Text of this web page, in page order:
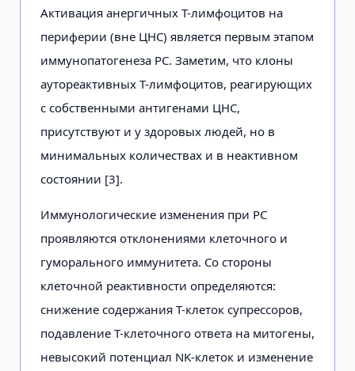
Активация анергичных Т-лимфоцитов на
периферии (вне ЦНС) является первым этапом
иммунопатогенеза РС. Заметим, что клоны
аутореактивных Т-лимфоцитов, реагирующих
с собственными антигенами ЦНС,
присутствуют и у здоровых людей, но в
минимальных количествах и в неактивном
состоянии [3].
Иммунологические изменения при РС
проявляются отклонениями клеточного и
гуморального иммунитета. Со стороны
клеточной реактивности определяются:
снижение содержания Т-клеток супрессоров,
подавление Т-клеточного ответа на митогены,
невысокий потенциал NK-клеток и изменение